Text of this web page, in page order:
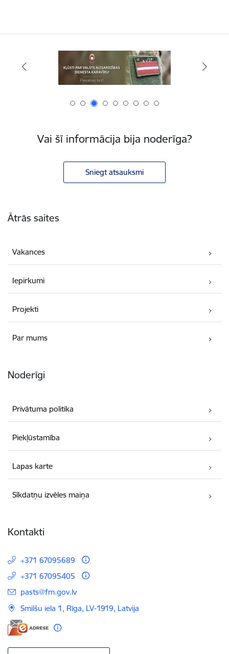
Vai šī informācija bija noderīga?
Sniegt atsauksmi
Ātrās saites
Vakances
Iepirkumi
Projekti
Par mums
Noderīgi
Privātuma politika
Piekļūstamība
Lapas karte
Sīkdatņu izvēles maiņa
Kontakti
+371 67095689
+371 67095405
E-pasts:
pasts@fm.gov.lv
Smilšu iela 1, Rīga, LV-1919, Latvija